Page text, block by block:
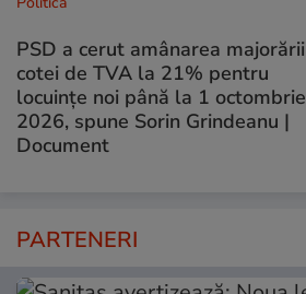
PSD a cerut amânarea majorării
cotei de TVA la 21% pentru
locuințe noi până la 1 octombrie
2026, spune Sorin Grindeanu |
Document
PARTENERI